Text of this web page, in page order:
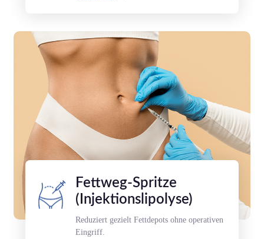
Fettweg-Spritze
(Injektionslipolyse)
Reduziert gezielt Fettdepots ohne operativen
Eingriff.